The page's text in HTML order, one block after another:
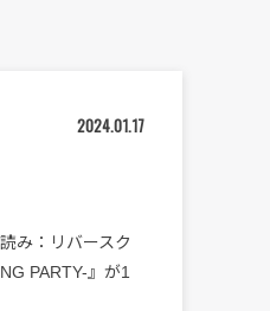
2024.01.17
み：リバースク
PARTY-』が1